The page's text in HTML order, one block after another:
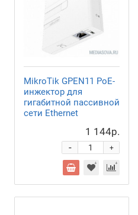
MikroTik GPEN11 РоЕ-
инжектор для
гигабитной пассивной
сети Ethernet
1 144р.
+
-